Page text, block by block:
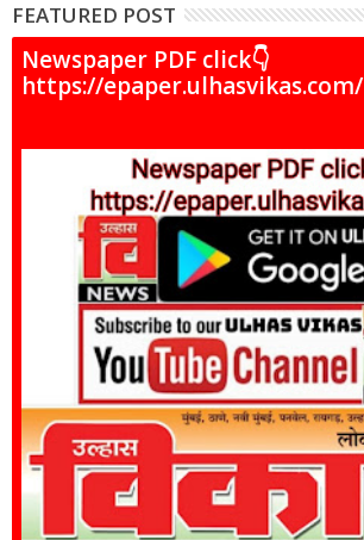
FEATURED POST
Newspaper PDF click👇
https://epaper.ulhasvikas.com/